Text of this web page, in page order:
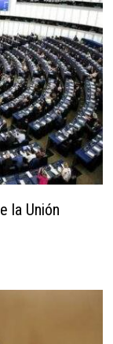
la Unión